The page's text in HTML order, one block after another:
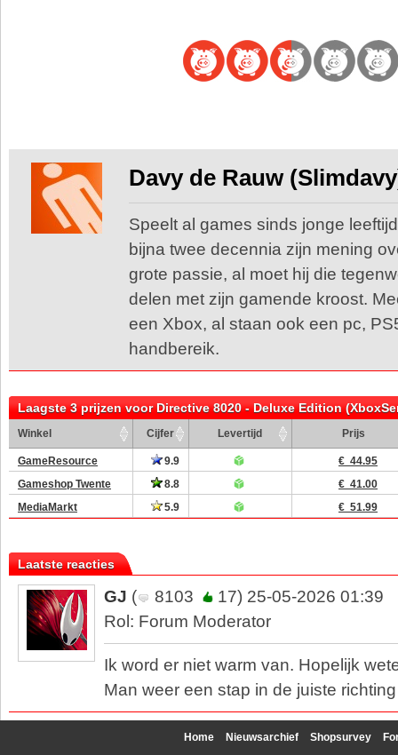
Davy de Rauw
Speelt al games sinds jonge
bijna twee decennia zijn mening
grote passie, al moet hij die
delen met zijn gamende kroost.
een Xbox, al staan ook een pc,
handbereik.
Laagste 3 prijzen voor Directive 8020 - Deluxe Edition
Winkel Cijfer Levertijd Prijs
GameResource 9.9
€ 44.95
Gameshop Twente
8.8
€ 41.00
MediaMarkt
5.9 € 51.99
Laatste reacties
GJ ( 8103
17) 25-05-2026 01:39
Rol: Forum Moderator
Ik word er niet warm van. Hopelijk
Man weer een stap in de juiste
Home Nieuwsarchief Shopsurvey